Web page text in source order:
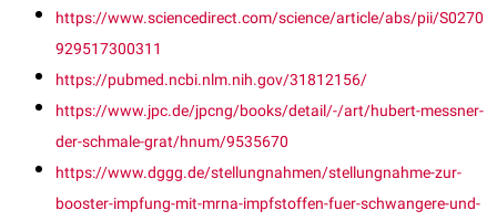
https://www.sciencedirect.com/science/article/abs/pii/S0270
929517300311
https://pubmed.ncbi.nlm.nih.gov/31812156/
https://www.jpc.de/jpcng/books/detail/-/art/hubert-messner-
der-schmale-grat/hnum/9535670
https://www.dggg.de/stellungnahmen/stellungnahme-zur-
booster-impfung-mit-mrna-impfstoffen-fuer-schwangere-und-